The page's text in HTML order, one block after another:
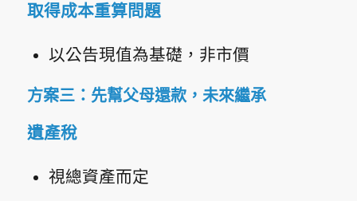
取得成本重算問題
以公告現值為基礎，非市價
方案三：先幫父母還款，未來繼承
遺產稅
視總資產而定